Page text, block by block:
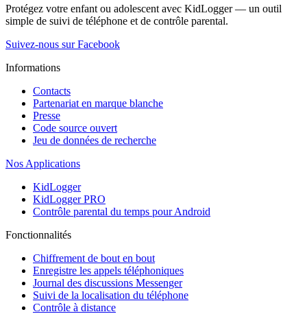
Protégez votre enfant ou adolescent avec KidLogger — un outil
simple de suivi de téléphone et de contrôle parental.
Suivez-nous sur Facebook
Informations
Contacts
Partenariat en marque blanche
Presse
Code source ouvert
Jeu de données de recherche
Nos Applications
KidLogger
KidLogger PRO
Contrôle parental du temps pour Android
Fonctionnalités
Chiffrement de bout en bout
Enregistre les appels téléphoniques
Journal des discussions Messenger
Suivi de la localisation du téléphone
Contrôle à distance